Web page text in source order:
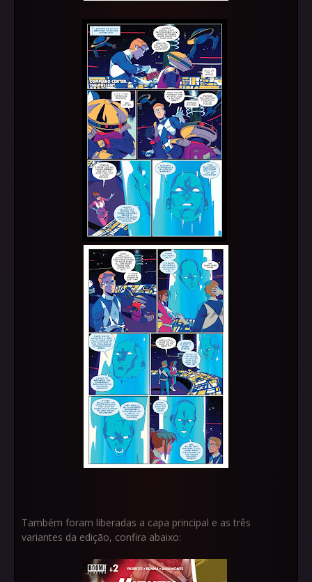
Também foram liberadas a capa principal e as três
variantes da edição, confira abaixo: